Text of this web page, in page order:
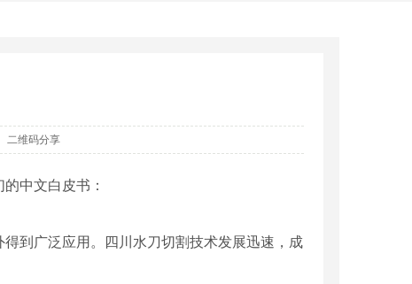
二维码分享
中文白皮书：
到广泛应用。四川水刀切割技术发展迅速，成